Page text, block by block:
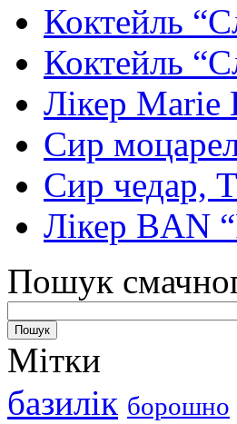
Коктейль
Коктейль
Лікер Marie
Сир
Сир чедар,
Лікер BAN
Пошук
Мітки
базилік борошно